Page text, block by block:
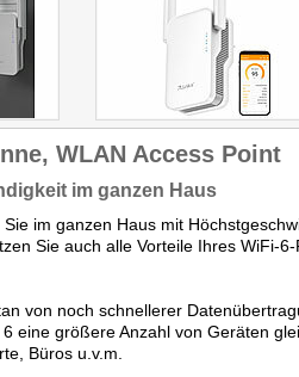
WLAN Access Point
im ganzen Haus
im ganzen Haus mit
Sie auch alle Vorteile Ihres WiFi-
von noch schnellerer
eine größere Anzahl von Geräten
Büros u.v.m.